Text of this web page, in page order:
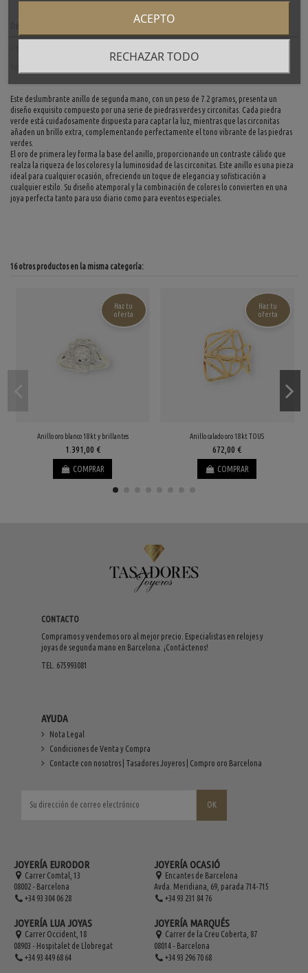
Este deslumbrante anillo de segunda mano, con un peso de 7.2 gramos, presenta un
diseño exquisito compuesto por una serie de piedras verdes y circonitas. Cada piedra
verde está cuidadosamente dispuesta para captar la luz, mientras que las circonitas
añaden un brillo extra, complementando perfectamente el tono vibrante de las piedras
verdes.
El oro de primera ley forma la base del anillo, proporcionando un contraste cálido que
realza la riqueza de los colores y la luminosidad de las circonitas. Este anillo es una pieza
ideal para cualquier ocasión, ofreciendo un toque de elegancia y sofisticación a
cualquier estilo. Su diseño atemporal y la combinación de colores lo convierten en una
joya perfecta tanto para uso diario como para eventos especiales.
16 otros productos en la misma categoría:
Anillo oro blanco 18kt y brillantes
1.391,00 €
COMPRAR
Haz tu
oferta
Anillo calado oro 18kt TOUS
672,00 €
COMPRAR
Haz tu
oferta
CONTACTO
Compramos y vendemos oro al mejor precio. Especialistas en relojes y
joyas de segunda mano en Barcelona. ¡Contáctenos!
TEL. 675993081
AYUDA
Nota Legal
Condiciones de Venta y Compra
Contacte con nosotros | Tasadores Joyeros | Compro oro Barcelona
JOYERÍA EURODOR
Carrer Comtal, 13
08002 - Barcelona
+34 93 304 06 28
JOYERÍA LUA JOYAS
Carrer Occident, 18
08903 - Hospitalet de Llobregat
+34 93 449 68 64
JOYERÍA OCASIÓ
Encantes de Barcelona
Avda. Meridiana, 69, parada 714-715
+34 93 231 84 76
JOYERÍA MARQUÉS
Carrer de la Creu Coberta, 87
08014 - Barcelona
+34 93 296 70 68
RECHAZAR TODO
ACEPTO